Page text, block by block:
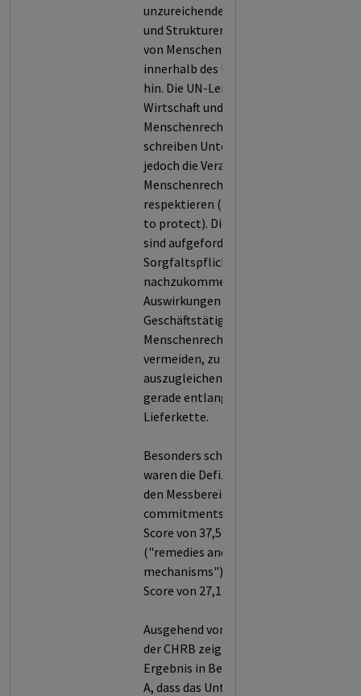
unzureichende Regelungen
und Strukturen zum Schutz
von Menschenrechten
innerhalb des Unternehmens
hin. Die UN-Leitprinzipien für
Wirtschaft und
Menschenrechte (UNGPs)
schreiben Unternehmen
jedoch die Verantwortung zu,
Menschenrechte zu
respektieren (responsibility
to protect). Die Unternehmen
sind aufgefordert, ihrer
Sorgfaltspflicht
nachzukommen, um negative
Auswirkungen ihrer
Geschäftstätigkeit auf
Menschenrechte zu
vermeiden, zu verringern oder
auszugleichen, auch und
gerade entlang ihrer
Lieferkette.
Besonders schwerwiegend
waren die Defizite von LVMH in
den Messbereichen A ("policy
commitments") mit einem
Score von 37,5 und E
("remedies and grievance
mechanisms") mit einem
Score von 27,1 ausgeprägt.
Ausgehend von der Methodik
der CHRB zeigt das schlechte
Ergebnis in Bereich
A, dass das Unternehmen